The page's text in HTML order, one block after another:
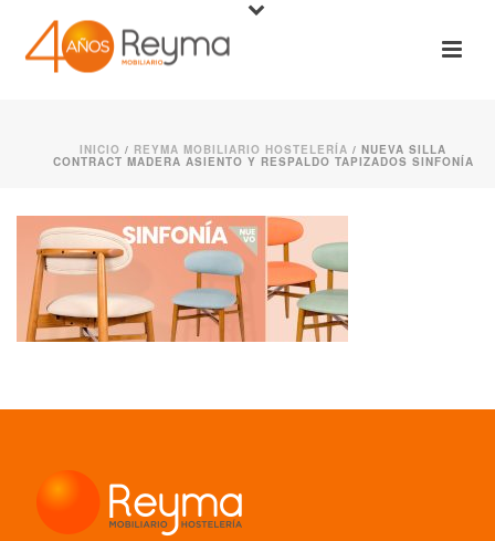
INICIO / REYMA MOBILIARIO HOSTELERÍA / NUEVA SILLA
CONTRACT MADERA ASIENTO Y RESPALDO TAPIZADOS SINFONÍA